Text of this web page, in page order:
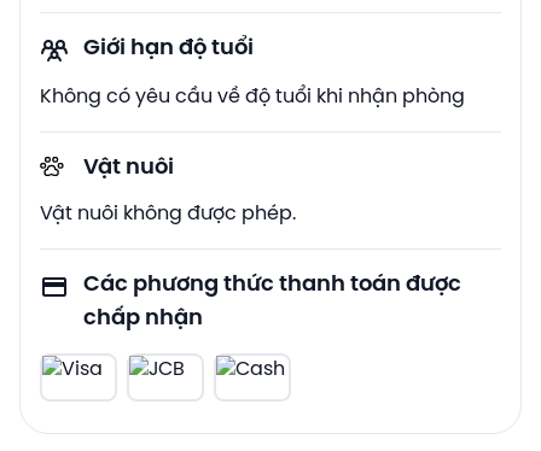
Giới hạn độ tuổi
Không có yêu cầu về độ tuổi khi nhận phòng
Vật nuôi
Vật nuôi không được phép.
Các phương thức thanh toán được
chấp nhận